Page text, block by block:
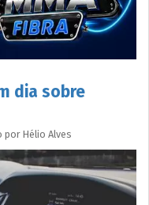
dia sobre
porHélio Alves